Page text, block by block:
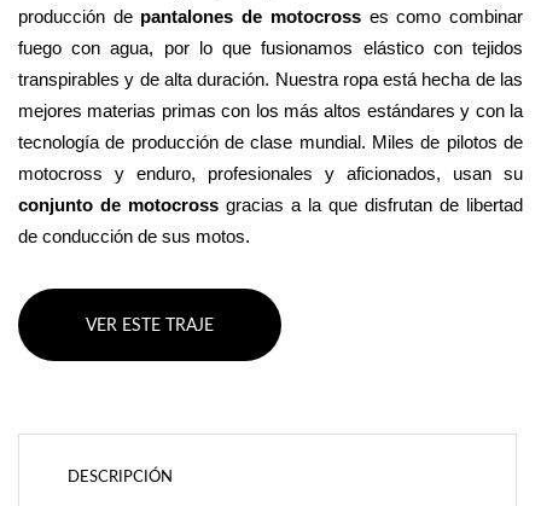
producción de pantalones de motocross es como combinar
fuego con agua, por lo que fusionamos elástico con tejidos
transpirables y de alta duración. Nuestra ropa está hecha de las
mejores materias primas con los más altos estándares y con la
tecnología de producción de clase mundial. Miles de pilotos de
conjunto de motocross gracias a la que disfrutan de libertad
de conducción de sus motos.
VER ESTE TRAJE
DESCRIPCIÓN